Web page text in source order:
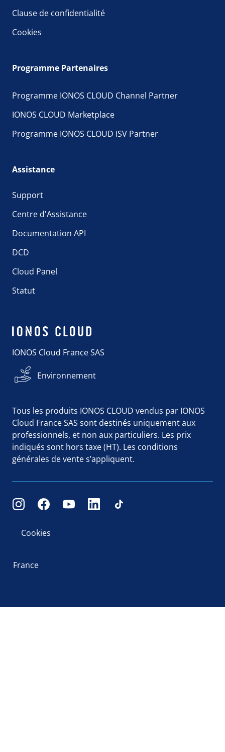
Clause de confidentialité
Cookies
Programme Partenaires
Programme IONOS CLOUD Channel Partner
IONOS CLOUD Marketplace
Programme IONOS CLOUD ISV Partner
Assistance
Support
Centre d'Assistance
Documentation API
DCD
Cloud Panel
Statut
IONOS Cloud France SAS
Environnement
Tous les produits IONOS CLOUD vendus par IONOS
Cloud France SAS sont destinés uniquement aux
professionnels, et non aux particuliers. Les prix
indiqués sont hors taxe (HT). Les conditions
générales de vente s’appliquent.
Cookies
France